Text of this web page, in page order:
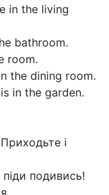
in the living
bathroom.
room.
the dining room.
in the garden.
і
піди подивись!